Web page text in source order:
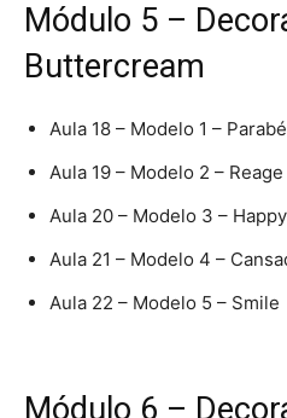
Módulo 5 –
Buttercream
Aula 18 – Modelo 1 –
Aula 19 – Modelo 2 –
Aula 20 – Modelo 3 –
Aula 21 – Modelo 4 –
Aula 22 – Modelo 5 – Smile
Módulo 6 –